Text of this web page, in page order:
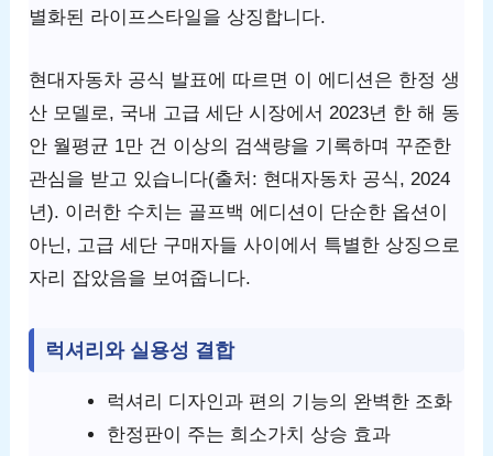
별화된 라이프스타일을 상징합니다.
현대자동차 공식 발표에 따르면 이 에디션은 한정 생
산 모델로, 국내 고급 세단 시장에서 2023년 한 해 동
안 월평균 1만 건 이상의 검색량을 기록하며 꾸준한
관심을 받고 있습니다(출처: 현대자동차 공식, 2024
년). 이러한 수치는 골프백 에디션이 단순한 옵션이
아닌, 고급 세단 구매자들 사이에서 특별한 상징으로
자리 잡았음을 보여줍니다.
럭셔리와 실용성 결합
럭셔리 디자인과 편의 기능의 완벽한 조화
한정판이 주는 희소가치 상승 효과